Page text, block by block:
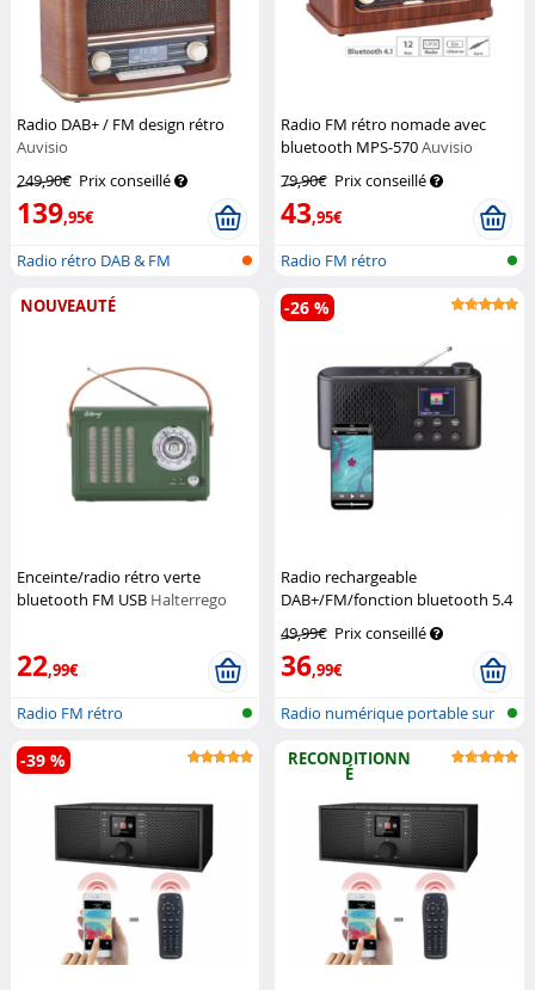
Radio DAB+ / FM design rétro
Auvisio
249,90€ Prix conseillé
139,95€
Radio rétro DAB & FM
Radio FM rétro nomade avec
bluetooth MPS-570Auvisio
79,90€ Prix conseillé
43,95€
Radio FM rétro
NOUVEAUTÉ
Enceinte/radio rétro verte
bluetooth FM USB Halterrego
22,99€
Radio FM rétro
Radio rechargeable
DAB+/FM/fonction bluetooth 5.4
49,99€ Prix conseillé
36,99€
-26 %
Radio numérique portable sur
-39 % RECONDITIONN
É